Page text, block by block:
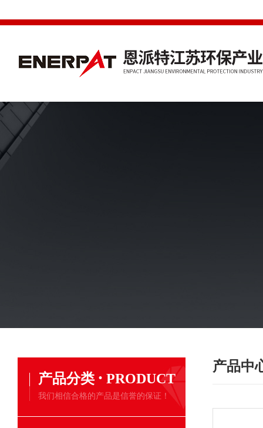
产品分类 · PRODUCT
我们相信合格的产品是信誉的保证！
产品中